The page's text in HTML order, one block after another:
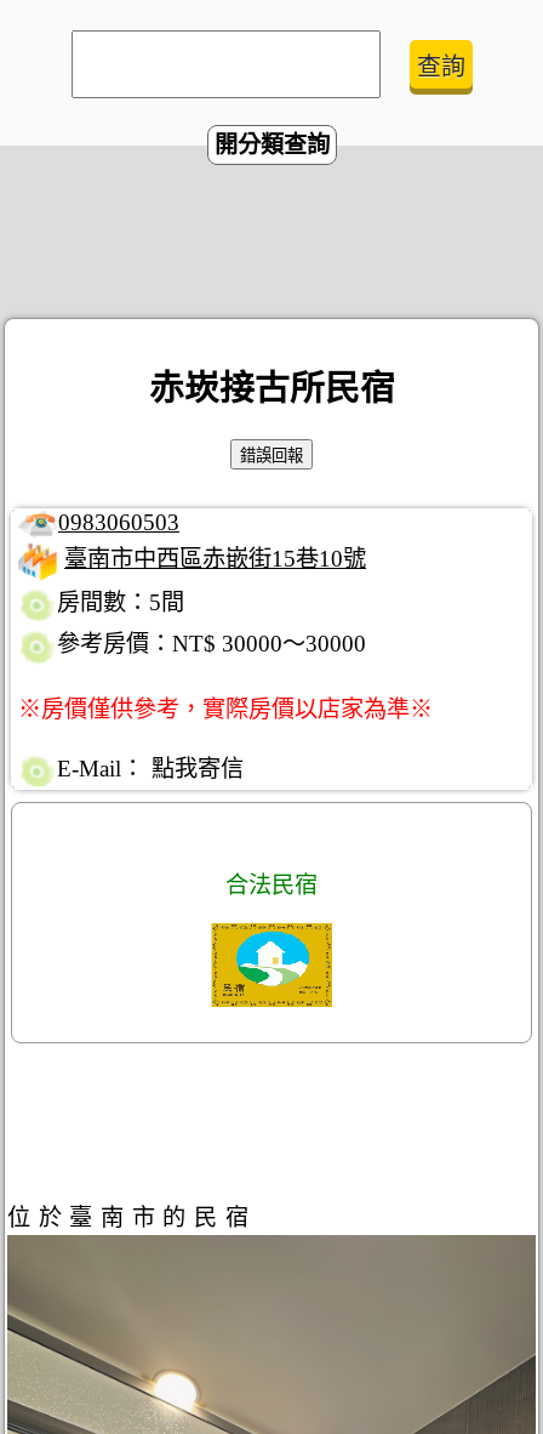
開分類查詢
赤崁接古所民宿
0983060503
臺南市中西區赤嵌街15巷10號
房間數：5間
參考房價：NT$ 30000～30000
※房價僅供參考，實際房價以店家為準※
E-Mail： 點我寄信
合法民宿
位於臺南市的民宿